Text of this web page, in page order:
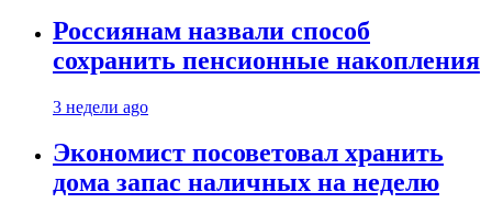
Россиянам назвали способ
сохранить пенсионные накопления
3 недели ago
Экономист посоветовал хранить
дома запас наличных на неделю